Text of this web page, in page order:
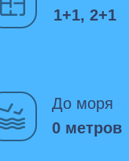
1+1, 2+1
До моря
0 метров